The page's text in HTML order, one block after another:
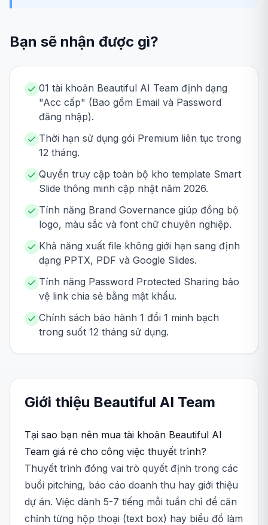
Bạn sẽ nhận được gì?
01 tài khoản Beautiful AI Team định dạng
"Acc cấp" (Bao gồm Email và Password
đăng nhập).
Thời hạn sử dụng gói Premium liên tục trong
12 tháng.
Quyền truy cập toàn bộ kho template Smart
Slide thông minh cập nhật năm 2026.
Tính năng Brand Governance giúp đồng bộ
logo, màu sắc và font chữ chuyên nghiệp.
Khả năng xuất file không giới hạn sang định
dạng PPTX, PDF và Google Slides.
Tính năng Password Protected Sharing bảo
vệ link chia sẻ bằng mật khẩu.
Chính sách bảo hành 1 đổi 1 minh bạch
trong suốt 12 tháng sử dụng.
Giới thiệu Beautiful AI Team
Tại sao bạn nên mua tài khoản Beautiful AI
Team giá rẻ cho công việc thuyết trình?
Thuyết trình đóng vai trò quyết định trong các
buổi pitching, báo cáo doanh thu hay giới thiệu
dự án. Việc dành 5-7 tiếng mỗi tuần chỉ để căn
chỉnh từng hộp thoại (text box) hay biểu đồ làm